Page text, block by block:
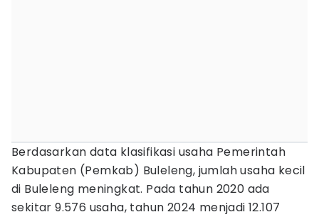
Berdasarkan data klasifikasi usaha Pemerintah
Kabupaten (Pemkab) Buleleng, jumlah usaha kecil
di Buleleng meningkat. Pada tahun 2020 ada
sekitar 9.576 usaha, tahun 2024 menjadi 12.107